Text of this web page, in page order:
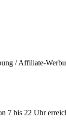
/ Affiliate-
7 bis 22 Uhr